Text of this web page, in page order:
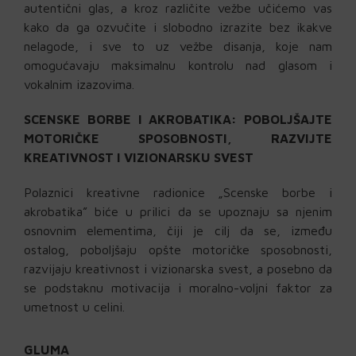
autentični glas, a kroz različite vežbe učićemo vas
kako da ga ozvučite i slobodno izrazite bez ikakve
nelagode, i sve to uz vežbe disanja, koje nam
omogućavaju maksimalnu kontrolu nad glasom i
vokalnim izazovima.
SCENSKE BORBE I AKROBATIKA: POBOLJŠAJTE
MOTORIČKE SPOSOBNOSTI, RAZVIJTE
KREATIVNOST I VIZIONARSKU SVEST
Polaznici kreativne radionice „Scenske borbe i
akrobatika” biće u prilici da se upoznaju sa njenim
osnovnim elementima, čiji je cilj da se, između
ostalog, poboljšaju opšte motoričke sposobnosti,
razvijaju kreativnost i vizionarska svest, a posebno da
se podstaknu motivacija i moralno-voljni faktor za
umetnost u celini.
GLUMA